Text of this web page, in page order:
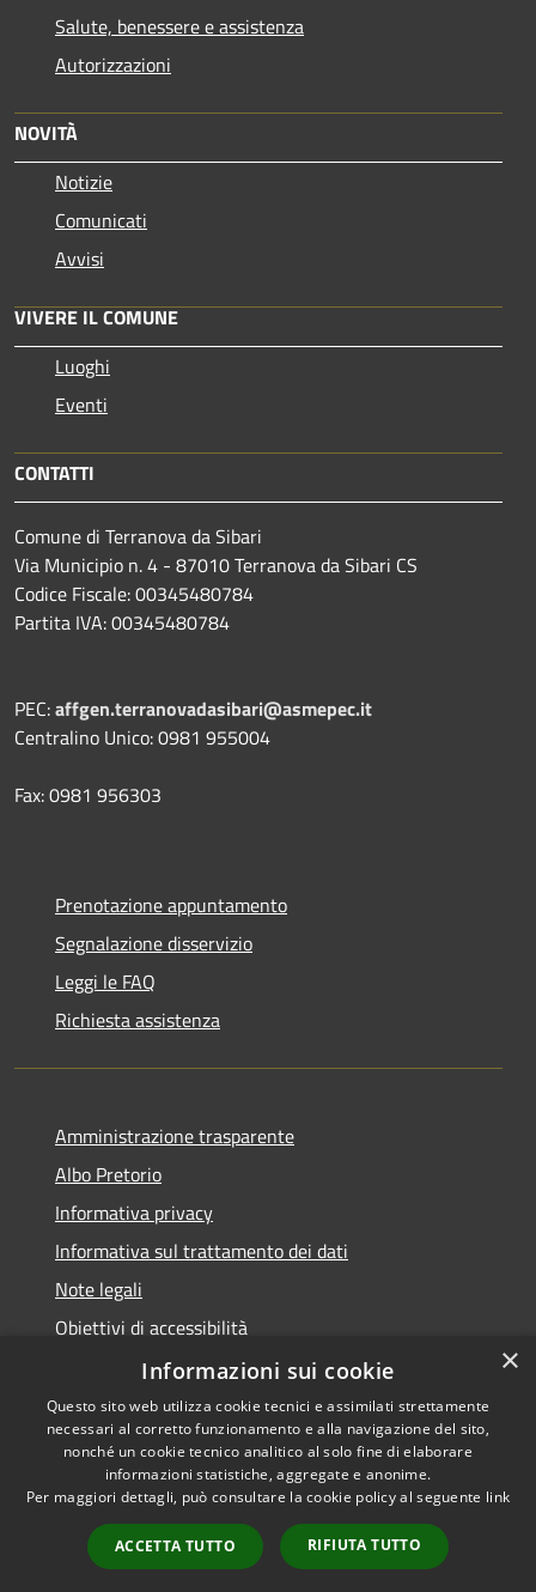
Salute, benessere e assistenza
Autorizzazioni
NOVITÀ
Notizie
Comunicati
Avvisi
VIVERE IL COMUNE
Luoghi
Eventi
CONTATTI
Comune di Terranova da Sibari
Via Municipio n. 4 - 87010 Terranova da Sibari CS
Codice Fiscale: 00345480784
Partita IVA: 00345480784
PEC:affgen.terranovadasibari@asmepec.it
Centralino Unico: 0981 955004
Fax: 0981 956303
Prenotazione appuntamento
Segnalazione disservizio
Leggi le FAQ
Richiesta assistenza
Amministrazione trasparente
Albo Pretorio
Informativa privacy
Informativa sul trattamento dei dati
Note legali
Obiettivi di accessibilità
Dichiarazione di accessibilità
RSS
Accessibilità
Copyright © 2026 • Comune di
Terranova da Sibari • Powered
byMunicipium
Accesso
redazione
×
Informazioni sui cookie
Questo sito web utilizza cookie tecnici e assimilati strettamente
necessari al corretto funzionamento e alla navigazione del sito,
nonché un cookie tecnico analitico al solo fine di elaborare
informazioni statistiche, aggregate e anonime.
Per maggiori dettagli, può consultare la cookie policy al seguente link
ACCETTA TUTTO RIFIUTA TUTTO